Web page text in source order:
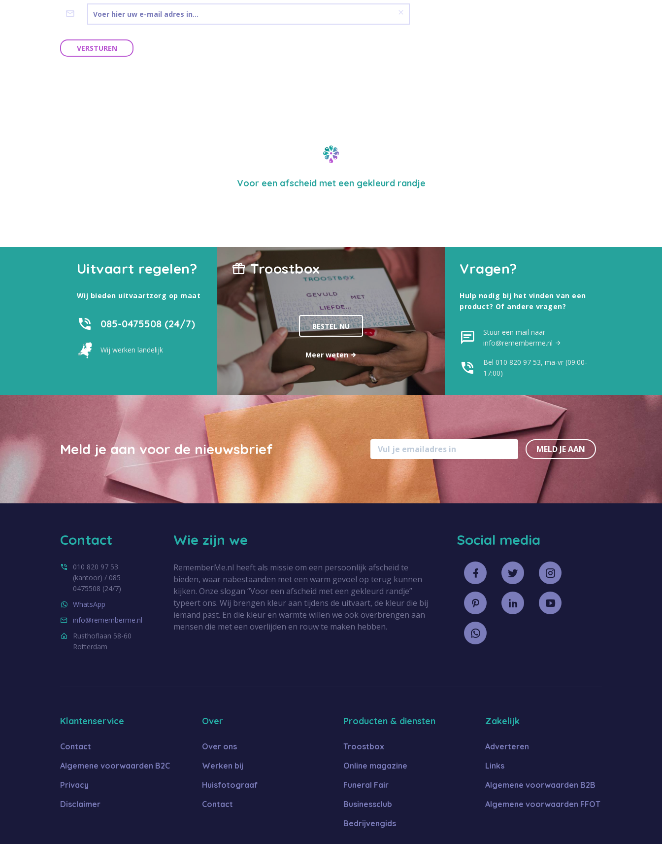
VERSTUREN
Voor een afscheid met een gekleurd randje
Uitvaart regelen?
Wij bieden uitvaartzorg op maat
085-0475508 (24/7)
Wij werken landelijk
Troostbox
BESTEL NU
Meer weten
Vragen?
Hulp nodig bij het vinden van een
product? Of andere vragen?
Stuur een mail naar
info@rememberme.nl
Bel 010 820 97 53, ma-vr (09:00-
17:00)
Meld je aan voor de nieuwsbrief MELD JE AAN
Contact
010 820 97 53
(kantoor) / 085
0475508 (24/7)
WhatsApp
info@rememberme.nl
Rusthoflaan 58-60
Rotterdam
Wie zijn we
RememberMe.nl heeft als missie om een persoonlijk afscheid te
bieden, waar nabestaanden met een warm gevoel op terug kunnen
kijken. Onze slogan “Voor een afscheid met een gekleurd randje”
typeert ons. Wij brengen kleur aan tijdens de uitvaart, de kleur die bij
iemand past. En die kleur en warmte willen we ook overbrengen aan
mensen die met een overlijden en rouw te maken hebben.
Social media
Klantenservice
Contact
Algemene voorwaarden B2C
Privacy
Disclaimer
Over
Over ons
Werken bij
Huisfotograaf
Contact
Producten & diensten
Troostbox
Online magazine
Funeral Fair
Businessclub
Bedrijvengids
Zakelijk
Adverteren
Links
Algemene voorwaarden B2B
Algemene voorwaarden FFOT